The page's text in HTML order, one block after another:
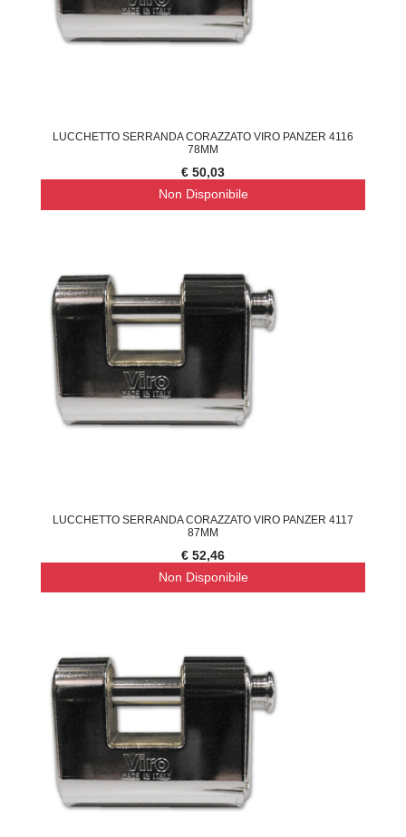
LUCCHETTO SERRANDA CORAZZATO VIRO PANZER 4116
78MM
€ 50,03
Non Disponibile
LUCCHETTO SERRANDA CORAZZATO VIRO PANZER 4117
87MM
€ 52,46
Non Disponibile